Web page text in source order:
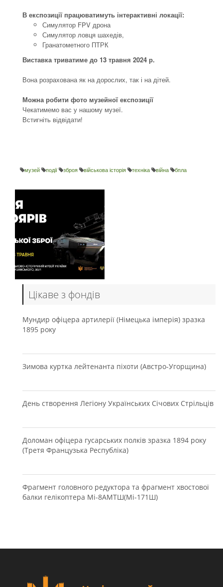
В експозиції працюватимуть інтерактивні локації:
Симулятор FPV дрона
Симулятор ловця шахедів,
Гранатометного ПТРК
Виставка триватиме до 13 травня 2024 р.
Вона розрахована як на дорослих, так і на дітей.
Можна робити фото музейної експозиції
Чекатимемо вас у нашому музеї.
Встигніть відвідати!
музей події зброя військова історія техніка війна бпла
Цікаве з фондів
Мундир офіцера артилерії (Німецька імперія) зразка
1895 року
Зимова куртка лейтенанта піхоти (Австро-Угорщина)
День створення Легіону Українських Січових Стрільців
Доломан офіцера гусарських полків зразка 1894 року
(Третя Французька Республіка)
Фрагмент головного редуктора та фрагмент хвостової
балки гелікоптера Мі-8АМТШ(Мі-171Ш)